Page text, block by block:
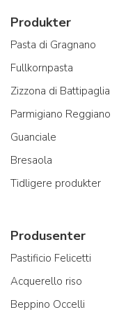
Produkter
Pasta di Gragnano
Fullkornpasta
Zizzona di Battipaglia
Parmigiano Reggiano
Guanciale
Bresaola
Tidligere produkter
Produsenter
Pastificio Felicetti
Acquerello riso
Beppino Occelli